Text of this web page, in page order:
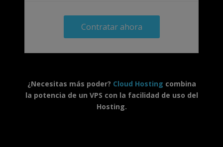
Contratar ahora
¿Necesitas más poder? Cloud Hosting combina
la potencia de un VPS con la facilidad de uso del
Hosting.